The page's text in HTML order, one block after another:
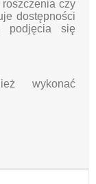
czy
dostępności
podjęcia się
wykonać